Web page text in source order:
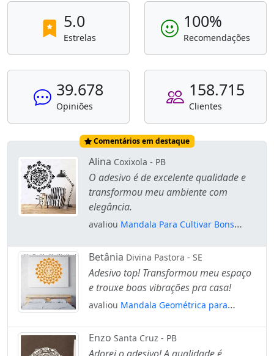
5.0
Estrelas
100%
Recomendações
39.678
Opiniões
158.715
Clientes
Comentários em destaque
Alina Coxixola - PB
O adesivo é de excelente qualidade e
transformou meu ambiente com
elegância.
avaliou Mandala Para Cultivar Bons
Decorativo para Casa, Quarto, Sala e
Vidro Mod:81
Betânia Divina Pastora - SE
Adesivo top! Transformou meu espaço
e trouxe boas vibrações pra casa!
avaliou Mandala Geométrica para
Decorativo para Casa, Quarto, Sala e
Vidro Mod:599
Enzo Santa Cruz - PB